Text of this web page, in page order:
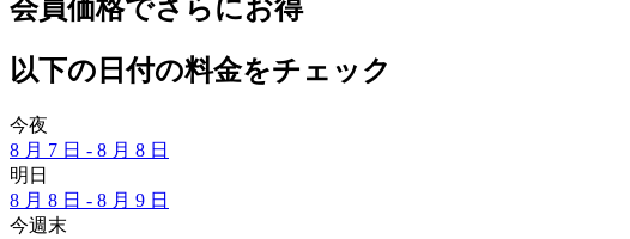
会員価格でさらにお得
以下の日付の料金をチェック
今夜
8 月 7 日 - 8 月 8 日
明日
8 月 8 日 - 8 月 9 日
今週末